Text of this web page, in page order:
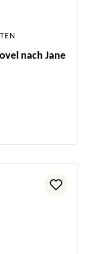
nach Jane